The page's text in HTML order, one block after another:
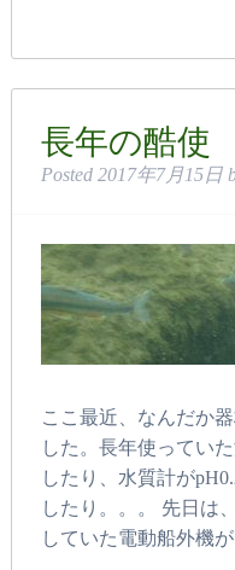
長年の酷使
Posted 2017年7月15日
ここ最近、なんだか
した。長年使ってい
したり、水質計が
したり。。。 先日は
していた電動船外機